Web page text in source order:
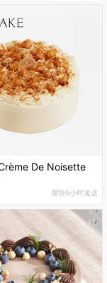
De Noisette
最快6小时送达